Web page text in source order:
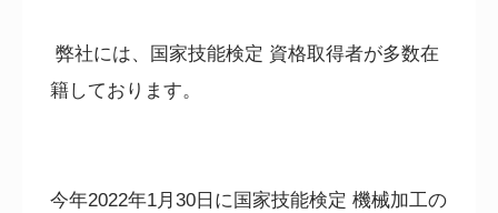
弊社には、国家技能検定 資格取得者が多数在
籍しております。
今年2022年1月30 日に国家技能検定 機械加工の